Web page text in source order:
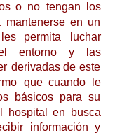
o no tengan
los
mantenerse en un
les permita
luchar
entorno y
las
derivadas de este
que cuando
le
básicos para
su
hospital en
busca
información
y